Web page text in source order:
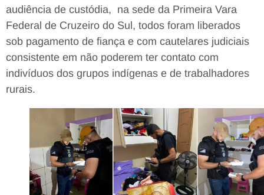
audiência de custódia, na sede da Primeira Vara
Federal de Cruzeiro do Sul, todos foram liberados
sob pagamento de fiança e com cautelares judiciais
consistente em não poderem ter contato com
indivíduos dos grupos indígenas e de trabalhadores
rurais.